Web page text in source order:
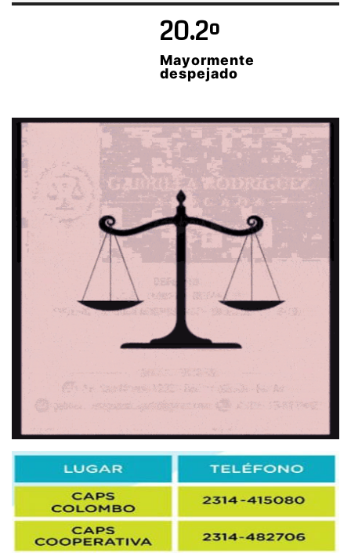
20.2º
Mayormente
despejado